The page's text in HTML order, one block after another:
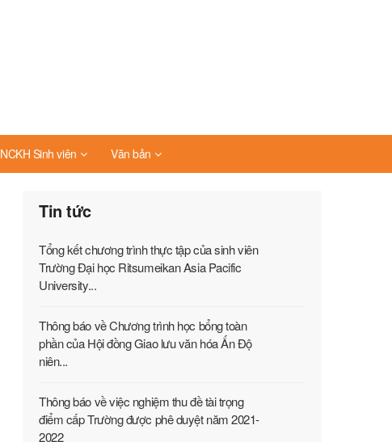
NCKH Sinh viên Văn bản
Tin tức
Tổng kết chương trình thực tập của sinh viên
Trường Đại học Ritsumeikan Asia Pacific
University...
Thông báo về Chương trình học bổng toàn
phần của Hội đồng Giao lưu văn hóa Ấn Độ
niên...
Thông báo về việc nghiệm thu đề tài trọng
điểm cấp Trường được phê duyệt năm 2021-
2022